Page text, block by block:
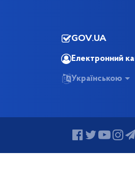
GOV.UA
Електронний
Українською